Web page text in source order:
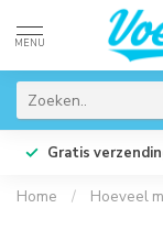
MENU
Gratis
Home / Hoeveel